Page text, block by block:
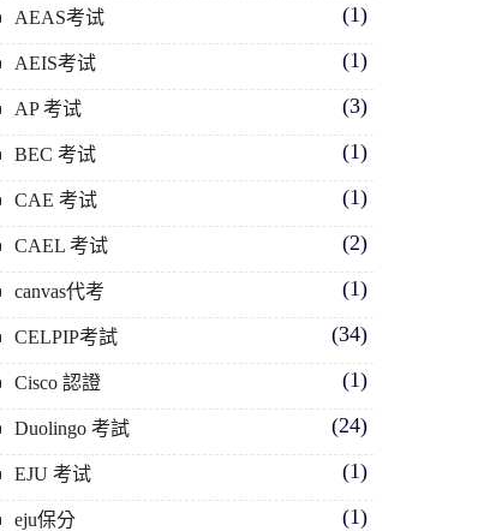
AEAS考试 (1)
AEIS考试 (1)
AP 考试 (3)
BEC 考试 (1)
CAE 考试 (1)
CAEL 考试 (2)
canvas代考 (1)
CELPIP考試 (34)
Cisco 認證 (1)
Duolingo 考試 (24)
EJU 考试 (1)
eju保分 (1)